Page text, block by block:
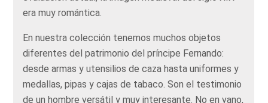
era muy romántica.
En nuestra colección tenemos muchos objetos
diferentes del patrimonio del príncipe Fernando:
desde armas y utensilios de caza hasta uniformes y
medallas, pipas y cajas de tabaco. Son el testimonio
de un hombre versátil y muy interesante. No en vano,